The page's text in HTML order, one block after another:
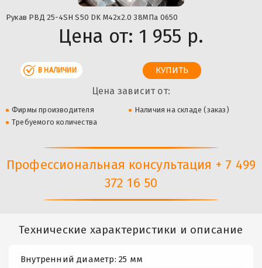
Рукав РВД 25-4SH S50 DK М42х2.0 38МПа 0650
Цена от: 1 955 р.
В НАЛИЧИИ
Цена зависит от:
Фирмы производителя
Наличия на складе (заказ)
Требуемого количества
Профессиональная консультация + 7 499
372 16 50
Технические характеристики и описание
Внутренний диаметр: 25 мм